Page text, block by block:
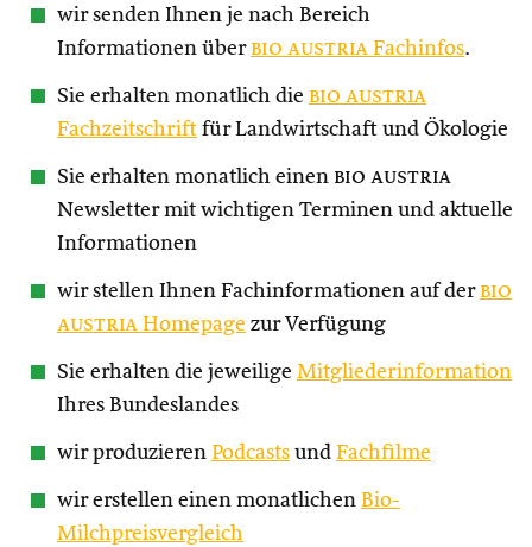
wir senden Ihnen je nach Bereich
Informationen über bio austria Fachinfos.
Sie erhalten monatlich die bio austria
Fachzeitschrift für Landwirtschaft und Ökologie
Sie erhalten monatlich einen bio austria
Newsletter mit wichtigen Terminen und aktuelle
Informationen
wir stellen Ihnen Fachinformationen auf der bio
austria Homepage zur Verfügung
Sie erhalten die jeweilige Mitgliederinformation
Ihres Bundeslandes
wir produzieren Podcasts und Fachfilme
wir erstellen einen monatlichen Bio-
Milchpreisvergleich